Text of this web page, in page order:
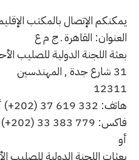
يمكنكم الإتصال بالمكتب
العنوان: القاهرة ـ ج م ع
بعثة اللجنة الدولية للصليب
31 شارع جدة , المهندسين
12311
هاتف: 332 619 37 (202+) أو 282 379 33 (202+)
فاكس: 779 383 33 (202+)
أو
بعثات اللجنة الدولية للصليب